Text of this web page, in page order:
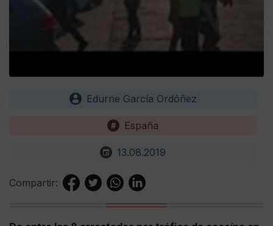
Edurne García Ordóñez
España
13.08.2019
Compartir: